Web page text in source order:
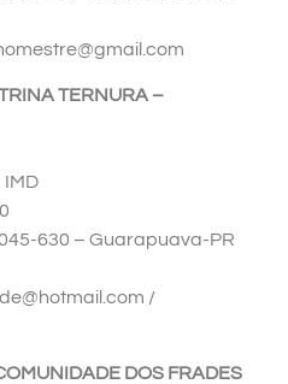
TERNURA –
IMD
630 – Guarapuava-PR
/
DOS FRADES